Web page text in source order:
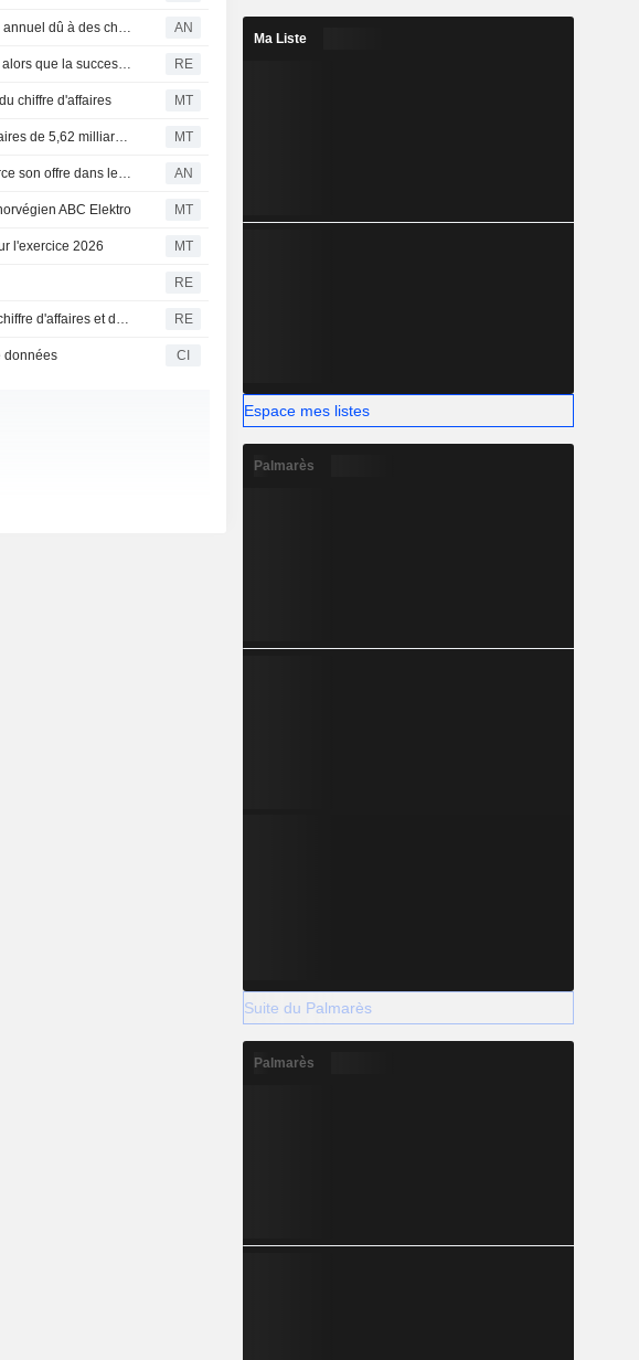
Mitie augmente son dividende malgré un repli du bénéfice annuel dû à des charges exceptionnelles AN
Le britannique Mitie affiche une croissance à deux chiffres alors que la succession du DG progresse RE
chiffre d'affaires MT
Flash résultats (MTO.L) : Mitie Group publie un chiffre d'affaires de 5,62 milliards de GBP pour l'exercice 2026 MT
Mitie salue la croissance de ses ventes annuelles et renforce son offre dans les centres de données AN
ABC Elektro MT
l'exercice 2026 MT
RE
Mitie Group affiche une croissance à deux chiffres de son chiffre d'affaires et de son résultat opérationnel pour l'exercice 2026 RE
données CI
Ma Liste
Espace mes listes
Palmarès
Suite du Palmarès
Palmarès